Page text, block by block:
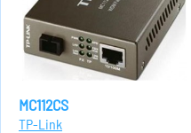
MC112CS
TP-Link